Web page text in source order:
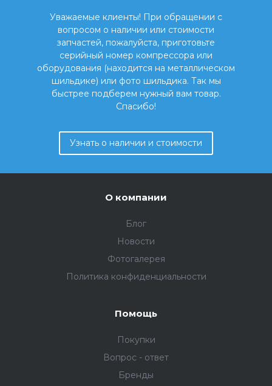
Уважаемые клиенты! При обращении с
вопросом о наличии или стоимости
запчастей, пожалуйста, приготовьте
серийный номер компрессора или
оборудования (находится на металлическом
шильдике) или фото шильдика. Так мы
быстрее подберем нужный вам товар.
Спасибо!
Узнать о наличии и стоимости
О компании
Блог
Новости
Фотогалерея
Политика конфиденциальности
Помощь
Покупки
Вопрос - ответ
Бренды